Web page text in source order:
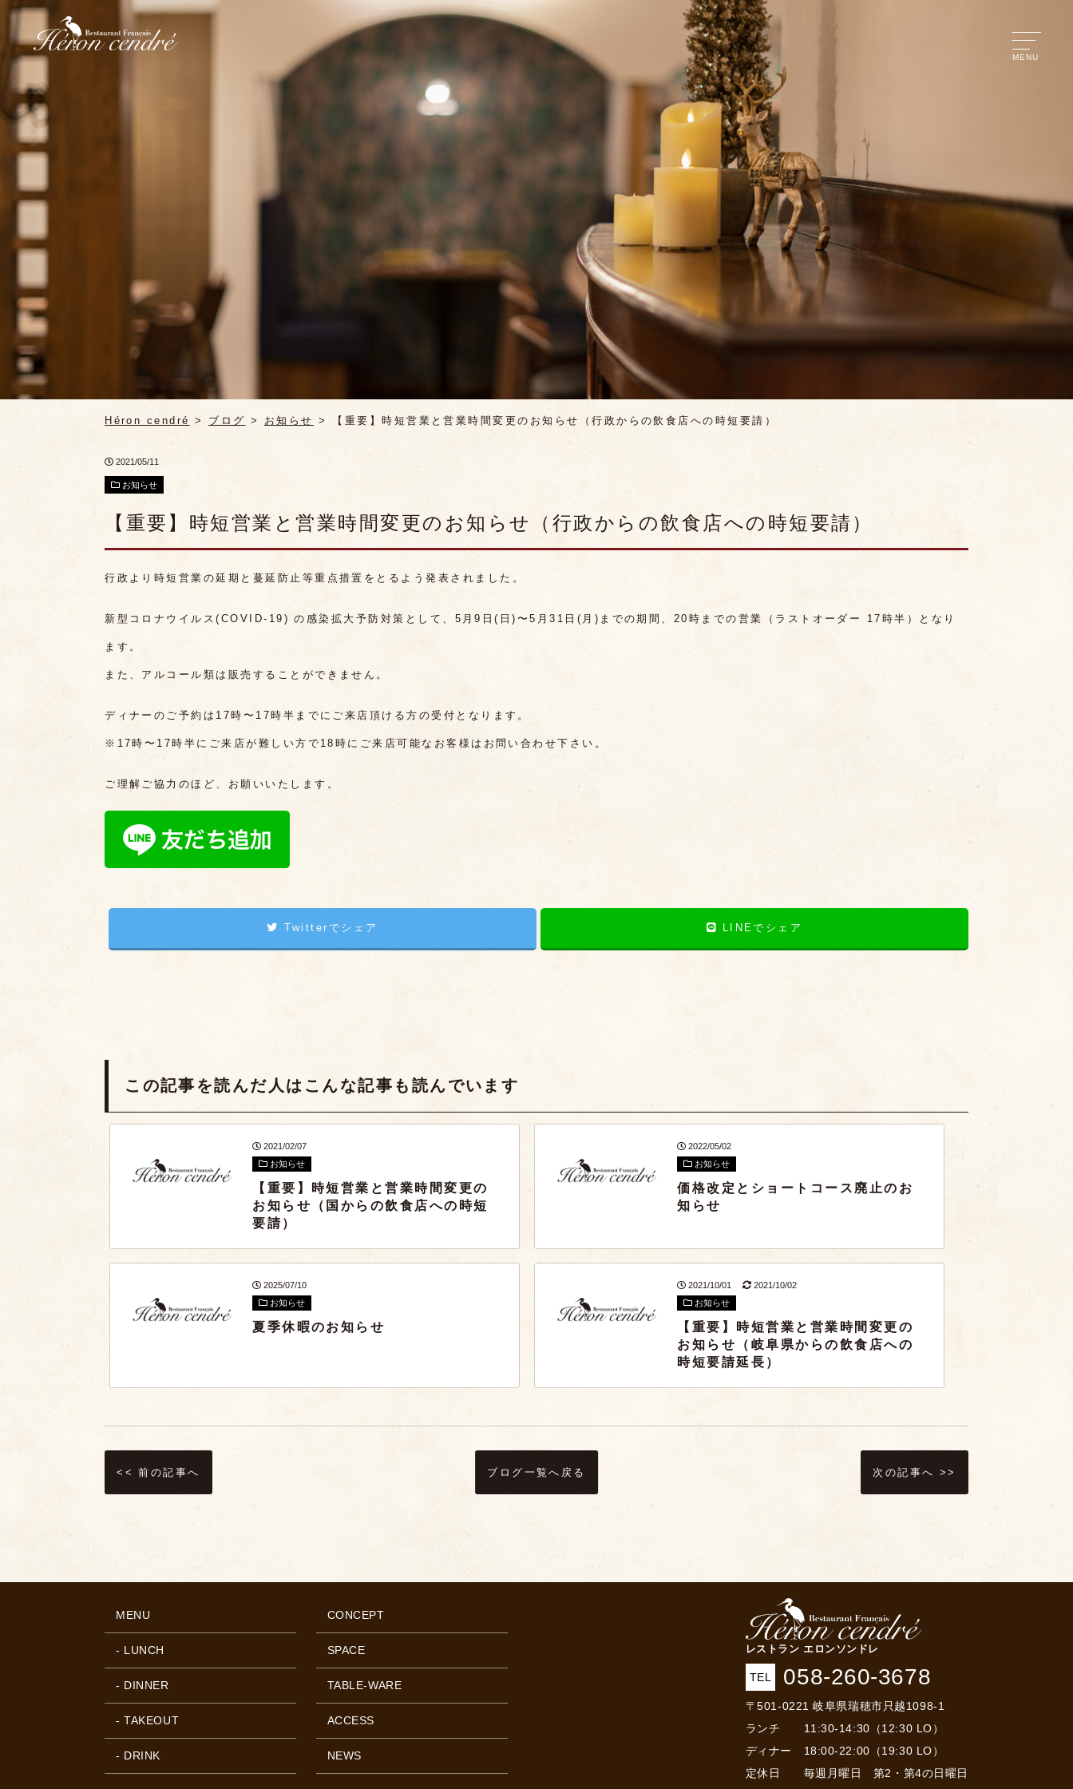
Héron cendré > ブログ > お知らせ > 【重要】時短営業と営業時間変更のお知らせ（行政からの飲食店への時短要請）
2021/05/11
お知らせ
【重要】時短営業と営業時間変更のお知らせ（行政からの飲食店への時短要請）
行政より時短営業の延期と蔓延防止等重点措置をとるよう発表されました。
新型コロナウイルス(COVID-19) の感染拡大予防対策として、5月9日(日)〜5月31日(月)までの期間、20時までの営業（ラストオーダー 17時半）となり
ます。
また、アルコール類は販売することができません。
ディナーのご予約は17時〜17時半までにご来店頂ける方の受付となります。
※17時〜17時半にご来店が難しい方で18時にご来店可能なお客様はお問い合わせ下さい。
ご理解ご協力のほど、お願いいたします。
Twitterでシェア LINEでシェア
この記事を読んだ人は こんな記事も読んでいます
2021/02/07
お知らせ
【重要】時短営業と営業時間変更の
お知らせ（国からの飲食店への時短
要請）
2022/05/02
お知らせ
価格改定とショートコース廃止のお
知らせ
2025/07/10
お知らせ
夏季休暇のお知らせ
2021/10/01
2021/10/02
お知らせ
【重要】時短営業と営業時間変更の
お知らせ（岐阜県からの飲食店への
時短要請延長）
<< 前の記事へ 次の記事へ >>
ブログ一覧へ戻る
MENU
- LUNCH
- DINNER
- TAKEOUT
- DRINK
CONCEPT
SPACE
TABLE-WARE
ACCESS
NEWS
レストラン エロンソンドレ
TEL 058-260-3678
〒501-0221 岐阜県瑞穂市只越1098-1
ランチ 11:30-14:30（12:30 LO）
ディナー 18:00-22:00（19:30 LO）
定休日 毎週月曜日 第2・第4の日曜日